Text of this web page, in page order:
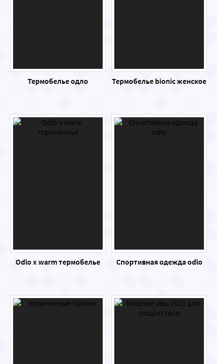
Термобелье одло Термобелье bionic женское
Odlo x warm термобелье Спортивная одежда odlo